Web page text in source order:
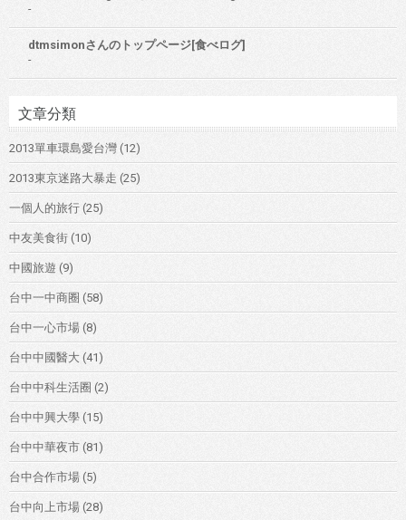
-
dtmsimonさんのトップページ[食べログ]
-
文章分類
2013單車環島愛台灣 (12)
2013東京迷路大暴走 (25)
一個人的旅行 (25)
中友美食街 (10)
中國旅遊 (9)
台中一中商圈 (58)
台中一心市場 (8)
台中中國醫大 (41)
台中中科生活圈 (2)
台中中興大學 (15)
台中中華夜市 (81)
台中合作市場 (5)
台中向上市場 (28)